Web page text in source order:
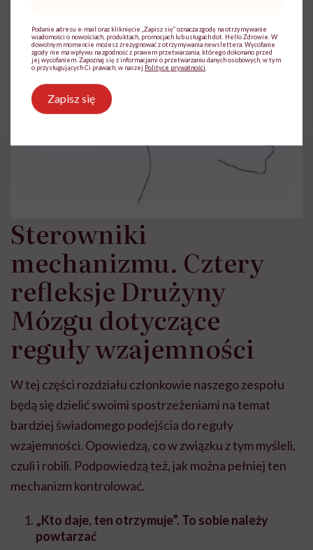
Sterowniki
mechanizmu. Cztery
refleksje Drużyny
Mózgu dotyczące
reguły wzajemności
W tej części rozdziału członkowie naszego zespołu
będą się dzielić swoimi spostrzeżeniami na temat
bardziej świadomego podejścia do reguły
wzajemności. Opowiedzą, co w związku z tym myśleli,
czuli i robili. Podpowiedzą też, jak można pełniej ten
mechanizm kontrolować.
„Kto daje, ten otrzymuje”. To sobie należy
powtarzać
Podanie adresu e-mail oraz kliknięcie „Zapisz się” oznacza zgodę na otrzymywanie
wiadomości o nowościach, produktach, promocjach lub usługach dot. Hello Zdrowie. W
dowolnym momencie możesz zrezygnować z otrzymywania newslettera. Wycofanie
zgody nie ma wpływu na zgodność z prawem przetwarzania, którego dokonano przed
jej wycofaniem. Zapoznaj się z informacjami o przetwarzaniu danych osobowych, w tym
o przysługujących Ci prawach, w naszej Polityce prywatności
Zapisz się